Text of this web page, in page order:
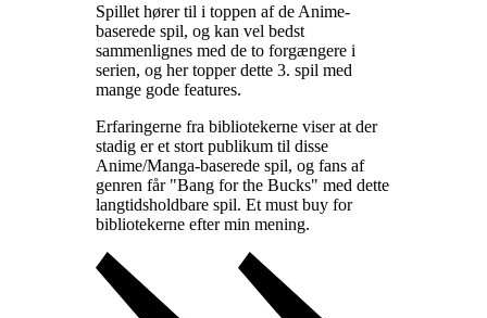
Spillet hører til i toppen af de Anime-
baserede spil, og kan vel bedst
sammenlignes med de to forgængere i
serien, og her topper dette 3. spil med
mange gode features.
Erfaringerne fra bibliotekerne viser at der
stadig er et stort publikum til disse
Anime/Manga-baserede spil, og fans af
genren får "Bang for the Bucks" med dette
langtidsholdbare spil. Et must buy for
bibliotekerne efter min mening.